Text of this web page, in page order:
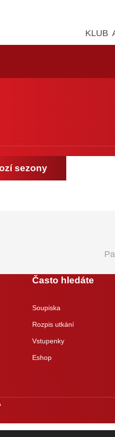
KLUB
sezony
Často hledáte
Soupiska
Rozpis utkání
Vstupenky
Eshop